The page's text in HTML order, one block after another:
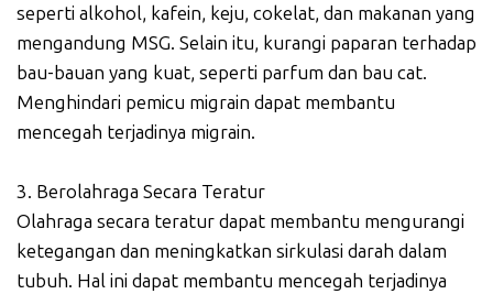
seperti alkohol, kafein, keju, cokelat, dan makanan yang
mengandung MSG. Selain itu, kurangi paparan terhadap
bau-bauan yang kuat, seperti parfum dan bau cat.
Menghindari pemicu migrain dapat membantu
mencegah terjadinya migrain.
3. Berolahraga Secara Teratur
Olahraga secara teratur dapat membantu mengurangi
ketegangan dan meningkatkan sirkulasi darah dalam
tubuh. Hal ini dapat membantu mencegah terjadinya